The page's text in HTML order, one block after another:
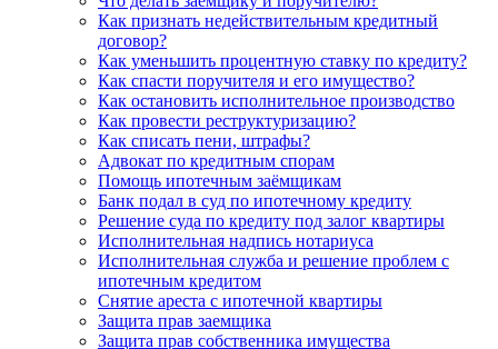
Как признать недействительным кредитный
договор?
Как уменьшить процентную ставку по кредиту?
Как спасти поручителя и его имущество?
Как остановить исполнительное производство
Как провести реструктуризацию?
Как списать пени, штрафы?
Адвокат по кредитным спорам
Помощь ипотечным заёмщикам
Банк подал в суд по ипотечному кредиту
Решение суда по кредиту под залог квартиры
Исполнительная надпись нотариуса
Исполнительная служба и решение проблем с
ипотечным кредитом
Снятие ареста с ипотечной квартиры
Защита прав заемщика
Защита прав собственника имущества